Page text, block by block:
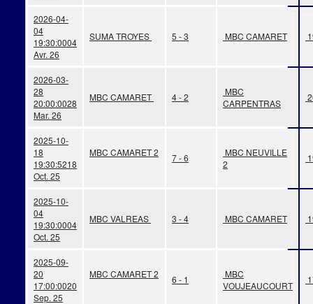
2026-04-
04
19:30:0004
Avr. 26
SUMA TROYES 5 - 3 MBC CAMARET
2026-03-
28
20:00:0028
Mar. 26
MBC CAMARET 4 - 2
MBC
CARPENTRAS
2025-10-
18
19:30:5218
Oct. 25
MBC CAMARET 2 7 - 6
MBC NEUVILLE
2
2025-10-
04
19:30:0004
Oct. 25
MBC VALREAS 3 - 4 MBC CAMARET
2025-09-
20
17:00:0020
Sep. 25
MBC CAMARET 2 6 - 1
MBC
VOUJEAUCOURT